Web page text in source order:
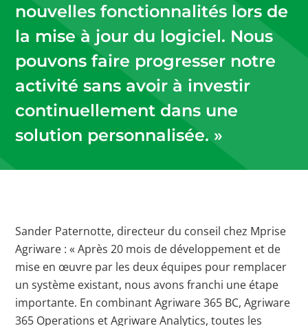
nouvelles fonctionnalités lors de
la mise à jour du logiciel. Nous
pouvons faire progresser notre
activité sans avoir à investir
continuellement dans une
solution personnalisée. »
Sander Paternotte, directeur du conseil chez Mprise
Agriware : « Après 20 mois de développement et de
mise en œuvre par les deux équipes pour remplacer
un système existant, nous avons franchi une étape
importante. En combinant Agriware 365 BC, Agriware
365 Operations et Agriware Analytics, toutes les